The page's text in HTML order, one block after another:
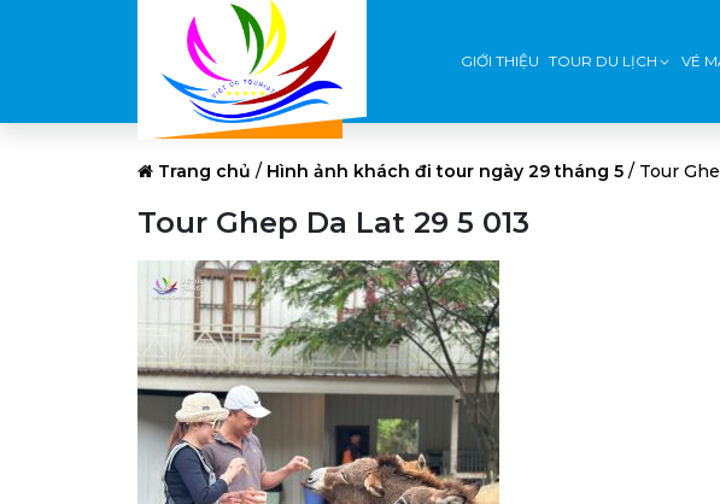
GIỚI THIỆU TOUR DU LỊCH VÉ
Trang chủ / Hình ảnh khách đi tour ngày 29 tháng 5 / Tour
Tour Ghep Da Lat 29 5 013